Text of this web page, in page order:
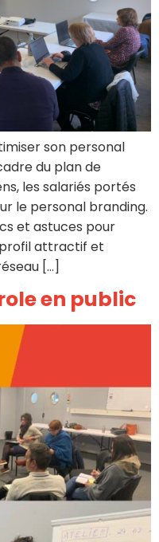
son personal
du plan de
les salariés portés
le personal branding.
et astuces pour
attractif et
[…]
en public